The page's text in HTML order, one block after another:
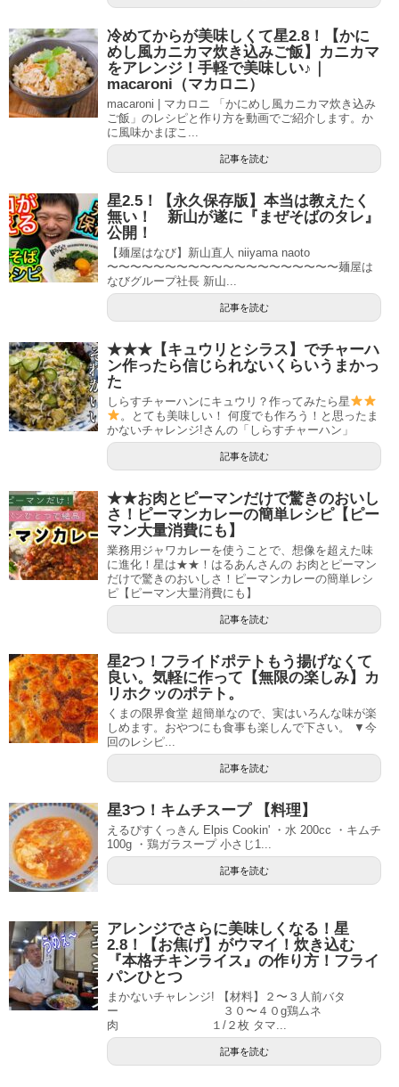
冷めてからが美味しくて星2.8！【かに
めし風カニカマ炊き込みご飯】カニカマ
をアレンジ！手軽で美味しい♪｜
macaroni（マカロニ）
macaroni | マカロニ 「かにめし風カニカマ炊き込み
ご飯」のレシピと作り方を動画でご紹介します。か
に風味かまぼこ...
記事を読む
星2.5！【永久保存版】本当は教えたく
無い！ 新山が遂に『まぜそばのタレ』
公開！
【麺屋はなび】新山直人 niiyama naoto
〜〜〜〜〜〜〜〜〜〜〜〜〜〜〜〜〜〜〜〜麺屋は
なびグループ社長 新山...
記事を読む
★★★【キュウリとシラス】でチャーハ
ン作ったら信じられないくらいうまかっ
た
しらすチャーハンにキュウリ？作ってみたら星
。とても美味しい！ 何度でも作ろう！と思ったま
かないチャレンジ!さんの「しらすチャーハン」
記事を読む
★★お肉とピーマンだけで驚きのおいし
さ！ピーマンカレーの簡単レシピ【ピー
マン大量消費にも】
業務用ジャワカレーを使うことで、想像を超えた味
に進化！星は★★！はるあんさんの お肉とピーマン
だけで驚きのおいしさ！ピーマンカレーの簡単レシ
ピ【ピーマン大量消費にも】
記事を読む
星2つ！フライドポテトもう揚げなくて
良い。気軽に作って【無限の楽しみ】カ
リホクッのポテト。
くまの限界食堂 超簡単なので、実はいろんな味が楽
しめます。おやつにも食事も楽しんで下さい。 ▼今
回のレシピ...
記事を読む
星3つ！キムチスープ 【料理】
えるぴすくっきん Elpis Cookin' ・水 200cc ・キムチ
100g ・鶏ガラスープ 小さじ1...
記事を読む
アレンジでさらに美味しくなる！星
2.8！【お焦げ】がウマイ！炊き込む
『本格チキンライス』の作り方！フライ
パンひとつ
まかないチャレンジ! 【材料】２〜３人前バタ
ー ３０〜４０g鶏ムネ
肉 １/２枚 タマ...
記事を読む